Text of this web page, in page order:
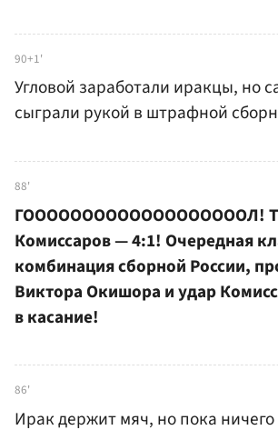
90+1'
Угловой заработали иракцы, но
сыграли рукой в штрафной
88'
ГОООООООООООООООООООЛ!
Комиссаров — 4:1! Очередная
комбинация сборной России,
Виктора Окишора и удар
в касание!
86'
Ирак держит мяч, но пока ничего